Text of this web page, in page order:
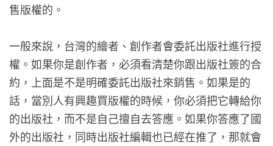
售版權的。
一般來說，台灣的繪者、創作者會委託出版社進行授
權。如果你是創作者，必須看清楚你跟出版社簽的合
約，上面是不是明確委託出版社來銷售。如果是的
話，當別人有興趣買版權的時候，你必須把它轉給你
的出版社，而不是自己擅自去答應。如果你答應了國
外的出版社，同時出版社編輯也已經在推了，那就會